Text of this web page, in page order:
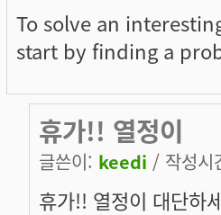
To solve an
start by finding a
휴가!! 열정이
글쓴이: keedi / 작성
휴가!! 열정이 대단하